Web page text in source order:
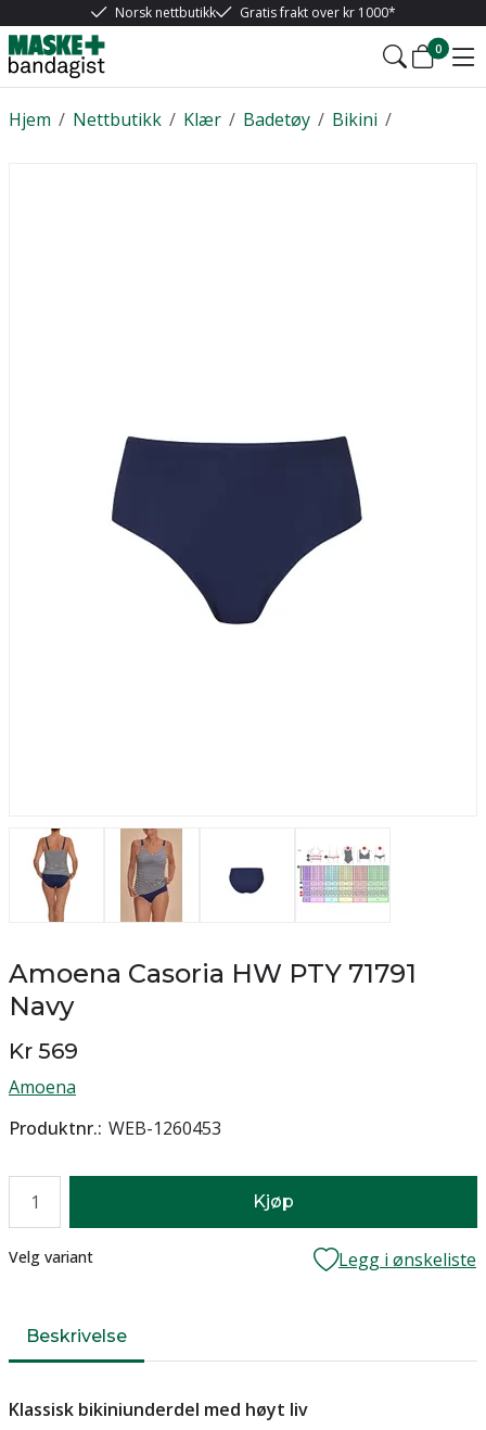
Norsk nettbutikk Gratis frakt over kr 1000*
0
/
Hjem /
Nettbutikk /
Klær /
Badetøy /
Bikini
Amoena Casoria HW PTY 71791
Navy
Kr 569
Amoena
Produktnr. WEB-1260453
Kjøp
Lager
Velg variant Legg i ønskeliste
Beskrivelse
Klassisk bikiniunderdel med høyt liv